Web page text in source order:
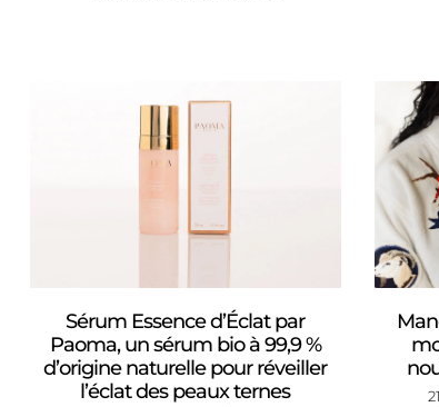
Sérum Essence d’Éclat par
Paoma, un sérum bio à 99,9 %
d’origine naturelle pour réveiller
l’éclat des peaux ternes